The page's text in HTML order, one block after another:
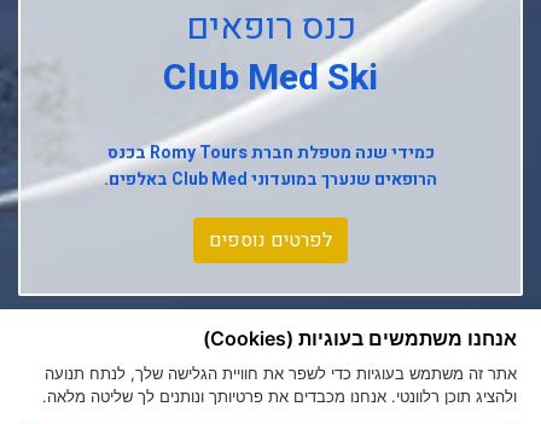
Club Med L'alpe D'huez
Club Med La Rosiere
Club Med Tignes
Club Med Seychelles
כנס רופאים
Club Med Ski
כמידי שנה מטפלת חברתRomy Toursבכנס
הרופאים שנערך במועדוניClub Med באלפים.
לפרטים נוספים
אנחנו משתמשים בעוגיות (Cookies)
אתר זה משתמש בעוגיות כדי לשפר את חוויית הגלישה שלך, לנתח תנועה
ולהציג תוכן רלוונטי. אנחנו מכבדים את פרטיותך ונותנים לך שליטה מלאה.